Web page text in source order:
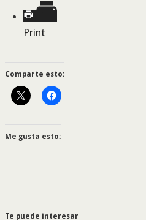
Print
Comparte esto:
Me gusta esto:
Te puede interesar